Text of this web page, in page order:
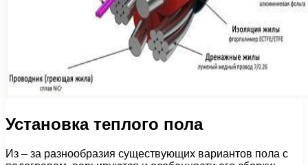
Установка теплого пола
Из – за разнообразия существующих вариантов пола с